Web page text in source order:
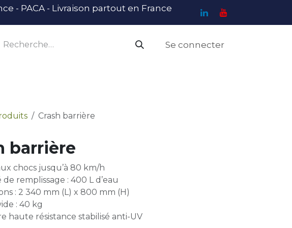
- PACA - Livraison partout en France
Se connecter
Crash barrière
barrière
chocs jusqu’à 80 km/h
de remplissage : 400 L d’eau
: 2 340 mm (L) x 800 mm (H)
: 40 kg
haute résistance stabilisé anti-UV